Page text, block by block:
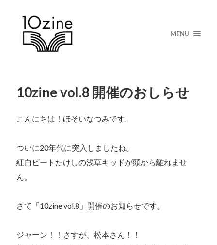
MENU
10zine vol.8 開催のおしらせ
こんにちは！ほそいなつみです。
ついに20年代に突入しましたね。
紅白ビートたけしの浅草キッドが頭から離れませ
ん。
さて「10zine vol.8」開催のお知らせです。
ジャーン！！さすが、松本さん！！